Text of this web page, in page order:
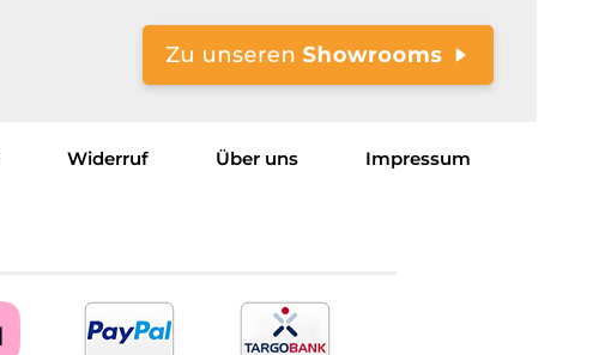
Widerruf Über uns Impressum